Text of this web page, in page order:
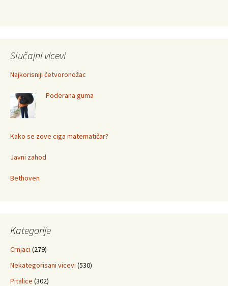
Slučajni vicevi
Najkorisniji četvoronožac
Poderana guma
Kako se zove ciga matematičar?
Javni zahod
Bethoven
Kategorije
Crnjaci (279)
Nekategorisani vicevi (530)
Pitalice (302)